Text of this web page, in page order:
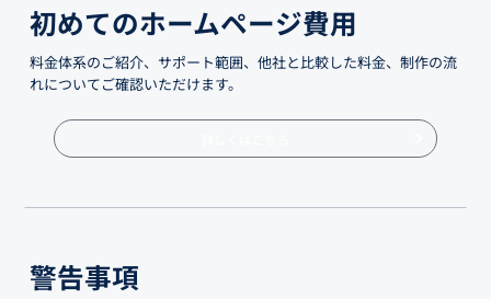
初めてのホームページ費用
料金体系のご紹介、サポート範囲、他社と比較した料金、制作の流
れについてご確認いただけます。
警告事項